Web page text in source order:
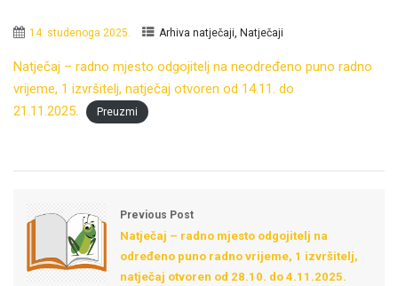
14. studenoga 2025. Arhiva natječaji Natječaji
Natječaj – radno mjesto odgojitelj na neodređeno puno radno
vrijeme, 1 izvršitelj, natječaj otvoren od 14.11. do
21.11.2025.
Preuzmi
Previous Post
Natječaj – radno mjesto odgojitelj na
određeno puno radno vrijeme, 1 izvršitelj,
natječaj otvoren od 28.10. do 4.11.2025.